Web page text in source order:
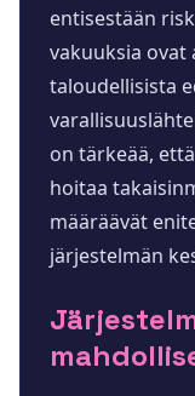
entisestään
vakuuksia
taloudellisista
on tärkeää,
hoitaa
määräävät
järjestelmän